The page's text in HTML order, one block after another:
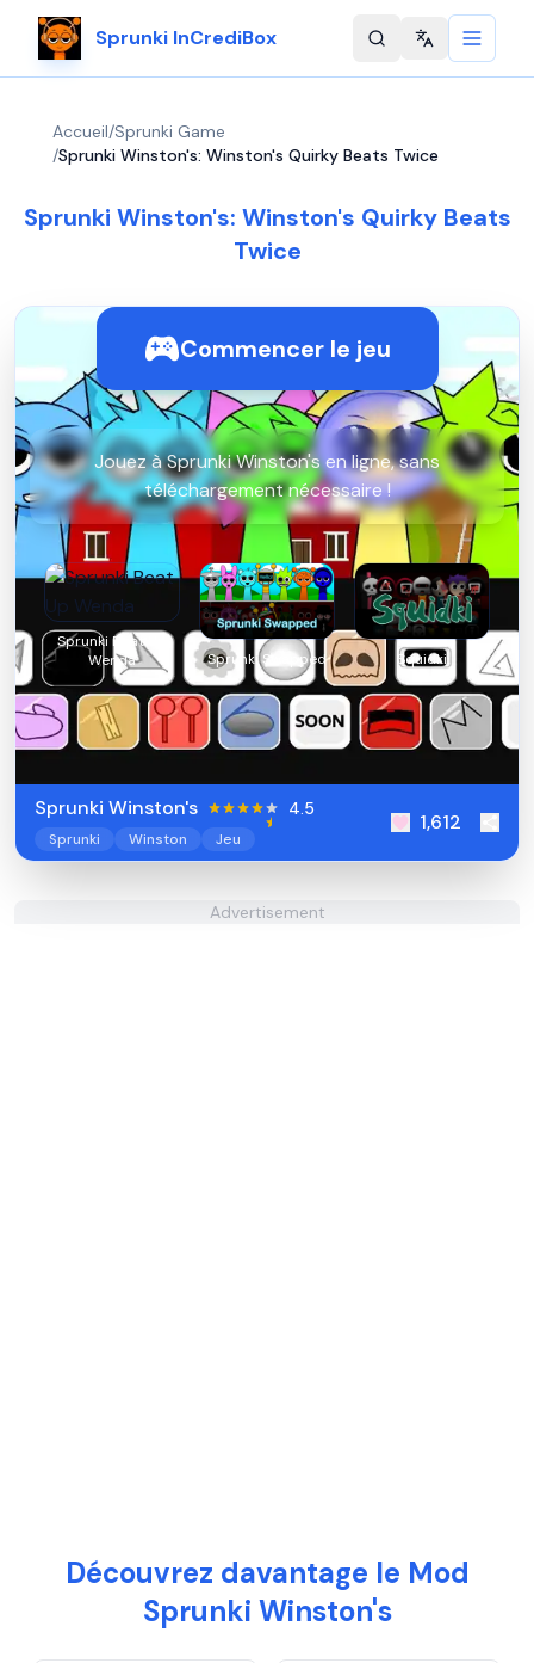
Sprunki InCrediBox Change
Accueil/Sprunki Game
/Sprunki Winston's: Winston's Quirky Beats Twice
Sprunki Winston's: Winston's Quirky Beats
Twice
Commencer le jeu
Jouez à Sprunki Winston's en ligne, sans
téléchargement nécessaire !
Sprunki Beat Up
Wenda
Sprunki Swapped Squidki
Sprunki Winston's 4.5
Sprunki Winston Jeu
1,612
Advertisement
Découvrez davantage le Mod
Sprunki Winston's